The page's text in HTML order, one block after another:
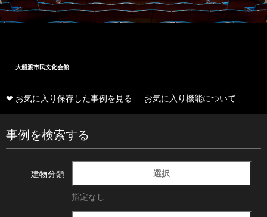
大船渡市民文化会館
❤ お気に入り保存した事例を見る お気に入り機能について
事例を検索する
建物分類 選択
指定なし